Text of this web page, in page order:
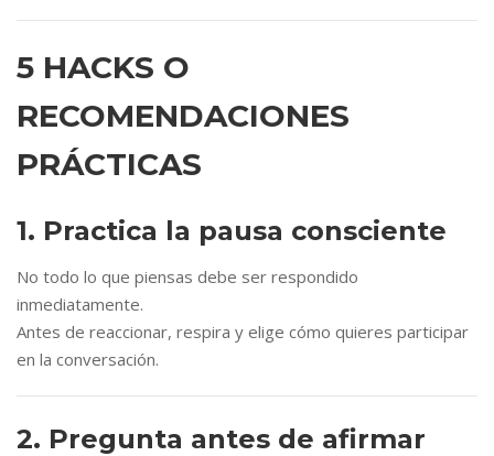
5 HACKS O
RECOMENDACIONES
PRÁCTICAS
1. Practica la pausa consciente
No todo lo que piensas debe ser respondido
inmediatamente.
Antes de reaccionar, respira y elige cómo quieres participar
en la conversación.
2. Pregunta antes de afirmar